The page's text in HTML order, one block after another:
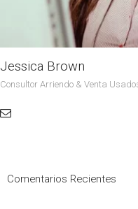
Jessica Brown
Consultor Arriendo & Venta
Comentarios Recientes